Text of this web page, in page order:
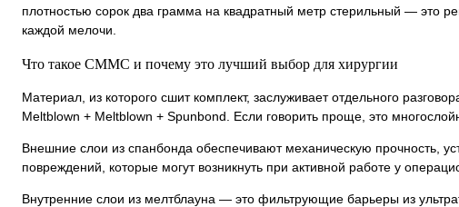
плотностью сорок два грамма на квадратный метр стерильный — это
каждой мелочи.
Что такое СММС и почему это лучший выбор для хирургии
Материал, из которого сшит комплект, заслуживает отдельного
Meltblown + Meltblown + Spunbond. Если говорить проще, это
Внешние слои из спанбонда обеспечивают механическую прочность,
повреждений, которые могут возникнуть при активной работе у
Внутренние слои из мелтблауна — это фильтрующие барьеры из